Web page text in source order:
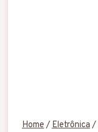
Home/Eletrônica/